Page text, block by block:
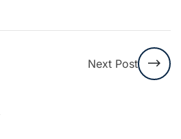
Next Post